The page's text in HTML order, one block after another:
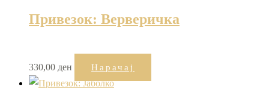
Привезок: Верверичка
330,00 ден Нарачај